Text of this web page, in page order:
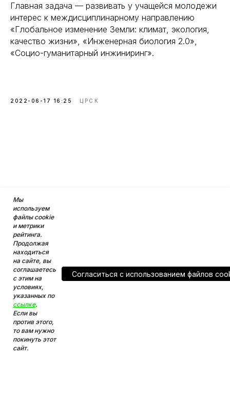
Мы
используем
файлы cookie
и метрики
рейтинга.
Продолжая
находиться
на сайте, вы
соглашаетесь
с этим на
условиях,
указанных по
ссылке.
Если вы
против этого,
то вам нужно
покинуть этот
сайт.
Согласитьcя с использованием файлов
Главная задача — развивать у учащейся молодежи
интерес к междисциплинарному направлению
«Глобальное изменение Земли: климат, экология,
качество жизни», «Инженерная биология 2.0»,
«Социо-гуманитарный инжиниринг».
2022-06-17 16:25 ЦРСК